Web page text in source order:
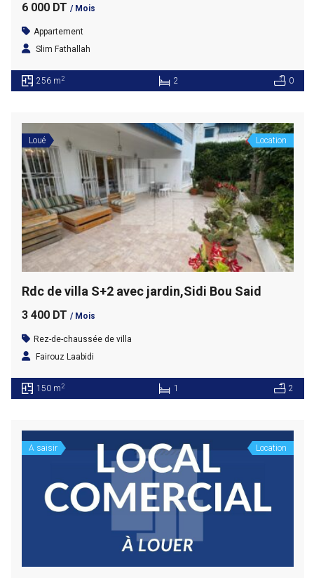
6 000 DT / Mois
Appartement
Slim Fathallah
256 m2 2 0
Loué Location
Rdc de villa S+2 avec jardin,Sidi Bou Said
3 400 DT / Mois
Rez-de-chaussée de villa
Fairouz Laabidi
150 m2 1 2
A saisir Location